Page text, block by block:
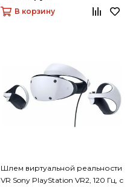
В корзину
Шлем виртуальной реальности
VR Sony PlayStation VR2, 120 Гц, с